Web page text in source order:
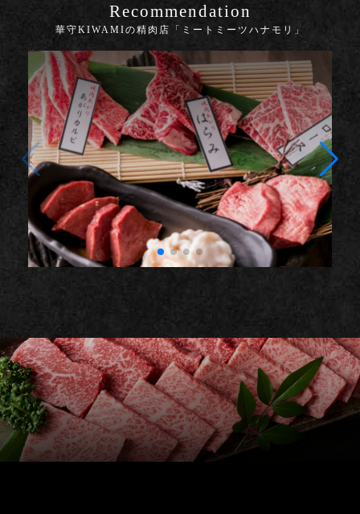
Recommendation
華守KIWAMIの精肉店「ミートミーツハナモリ」